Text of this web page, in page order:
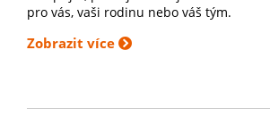
pro vás, vaši rodinu nebo váš tým.
Zobrazit více